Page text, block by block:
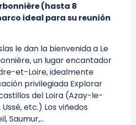
(hasta 8
ideal para su reunión
le dan la bienvenida a Le
un lugar encantador
et-Loire, idealmente
privilegiada Explorar
del Loira (Azay-le-
Ussé, etc.) Los viñedos
Saumur,...